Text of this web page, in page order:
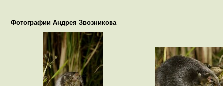
Фотографии Андрея Звозникова